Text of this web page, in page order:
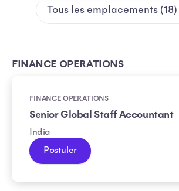
FINANCE OPERATIONS
FINANCE OPERATIONS
Senior Global Staff Accountant
India
Postuler